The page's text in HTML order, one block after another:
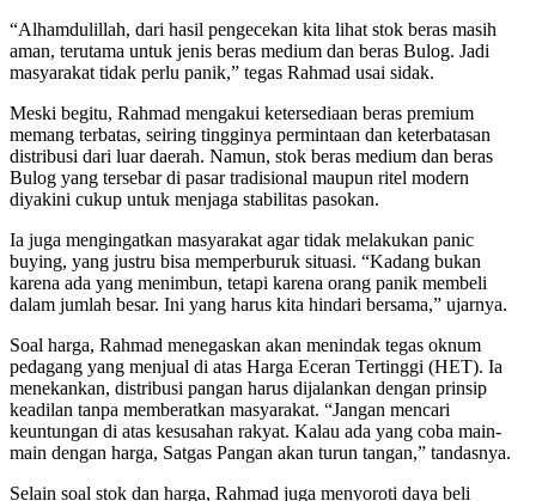
“Alhamdulillah, dari hasil pengecekan kita lihat stok beras masih
aman, terutama untuk jenis beras medium dan beras Bulog. Jadi
masyarakat tidak perlu panik,” tegas Rahmad usai sidak.
Meski begitu, Rahmad mengakui ketersediaan beras premium
memang terbatas, seiring tingginya permintaan dan keterbatasan
distribusi dari luar daerah. Namun, stok beras medium dan beras
Bulog yang tersebar di pasar tradisional maupun ritel modern
diyakini cukup untuk menjaga stabilitas pasokan.
Ia juga mengingatkan masyarakat agar tidak melakukan panic
buying, yang justru bisa memperburuk situasi. “Kadang bukan
karena ada yang menimbun, tetapi karena orang panik membeli
dalam jumlah besar. Ini yang harus kita hindari bersama,” ujarnya.
Soal harga, Rahmad menegaskan akan menindak tegas oknum
pedagang yang menjual di atas Harga Eceran Tertinggi (HET). Ia
menekankan, distribusi pangan harus dijalankan dengan prinsip
keadilan tanpa memberatkan masyarakat. “Jangan mencari
keuntungan di atas kesusahan rakyat. Kalau ada yang coba main-
main dengan harga, Satgas Pangan akan turun tangan,” tandasnya.
Selain soal stok dan harga, Rahmad juga menyoroti daya beli